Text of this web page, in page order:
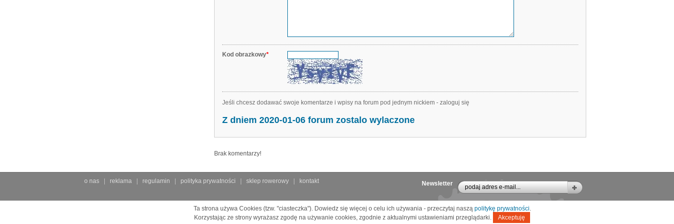
Kod obrazkowy*
Jeśli chcesz dodawać swoje komentarze i wpisy na forum pod jednym nickiem - zaloguj się
Z dniem 2020-01-06 forum zostalo wylaczone
Brak komentarzy!
o nas reklama regulamin polityka prywatności sklep rowerowy kontakt Newsletter
Ta strona używa Cookies (tzw. "ciasteczka"). Dowiedz się więcej o celu ich używania - przeczytaj naszą politykę prywatności.
Korzystając ze strony wyrażasz zgodę na używanie cookies, zgodnie z aktualnymi ustawieniami przeglądarki.
Akceptuję